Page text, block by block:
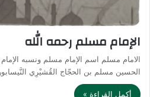
الإمام مسلم رحمه الله
الامام مسلم اسم الإمام مسلم ونسبه
الحسين مسلم بن الحجّاج القُشيْرِي
أكمل القراءة »